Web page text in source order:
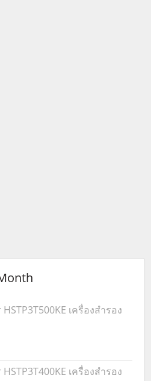
เครื่องสำรอง
เครื่องสำรอง